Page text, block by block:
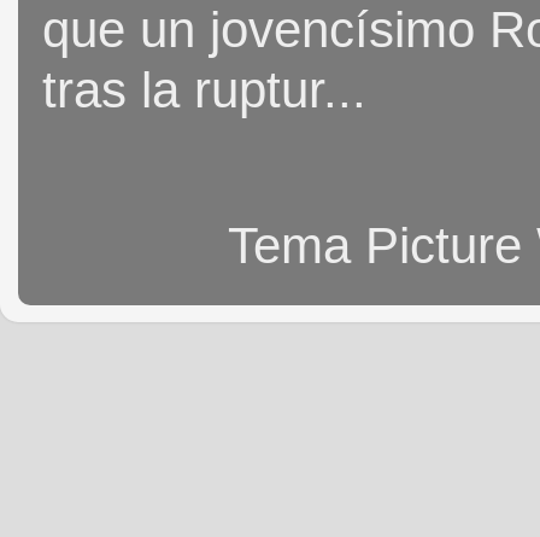
que un jovencísimo
tras la ruptur...
Tema